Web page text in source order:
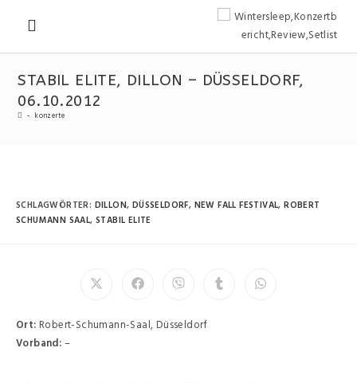
STABIL ELITE, DILLON – DÜSSELDORF,
06.10.2012
- konzerte
SCHLAGWÖRTER: DILLON, DÜSSELDORF, NEW FALL FESTIVAL, ROBERT
SCHUMANN SAAL, STABIL ELITE
Ort: Robert-Schumann-Saal, Düsseldorf
Vorband:–